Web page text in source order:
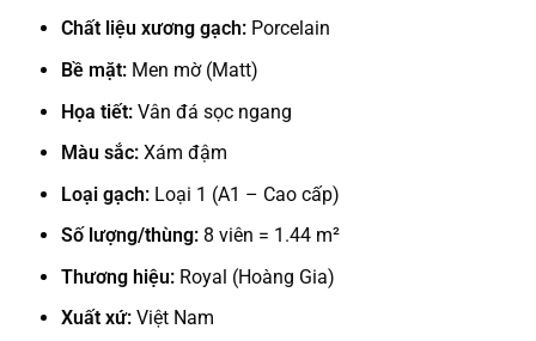
Chất liệu xương gạch:Porcelain
Bề mặt:Men mờ (Matt)
Họa tiết:Vân đá sọc ngang
Màu sắc:Xám đậm
Loại gạch:Loại 1 (A1 – Cao cấp)
Số lượng/thùng:8 viên = 1.44 m²
Thương hiệu:Royal (Hoàng Gia)
Xuất xứ:Việt Nam